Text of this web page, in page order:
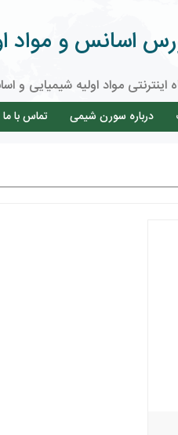
اسانس و مواد
مواد اولیه شیمیایی و
درباره سورن شیمی تماس با ما